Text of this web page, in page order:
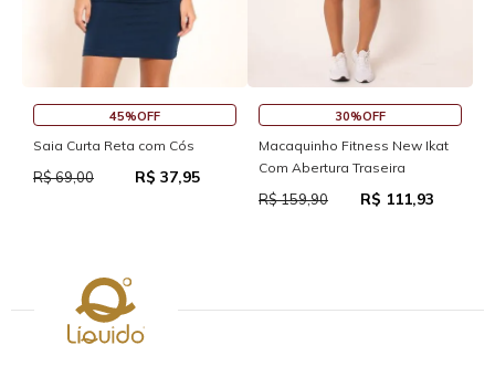
45%OFF
Saia Curta Reta com Cós
R$ 69,00 R$ 37,95
30%OFF
Macaquinho Fitness New Ikat
Com Abertura Traseira
R$ 159,90 R$ 111,93